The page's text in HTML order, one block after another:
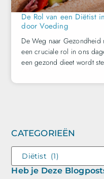
CATEGORIEËN
Heb je Deze
De Rol van een Diëtist
door Voeding
De Weg naar Gezondheid
een cruciale rol in ons
een gezond dieet wordt